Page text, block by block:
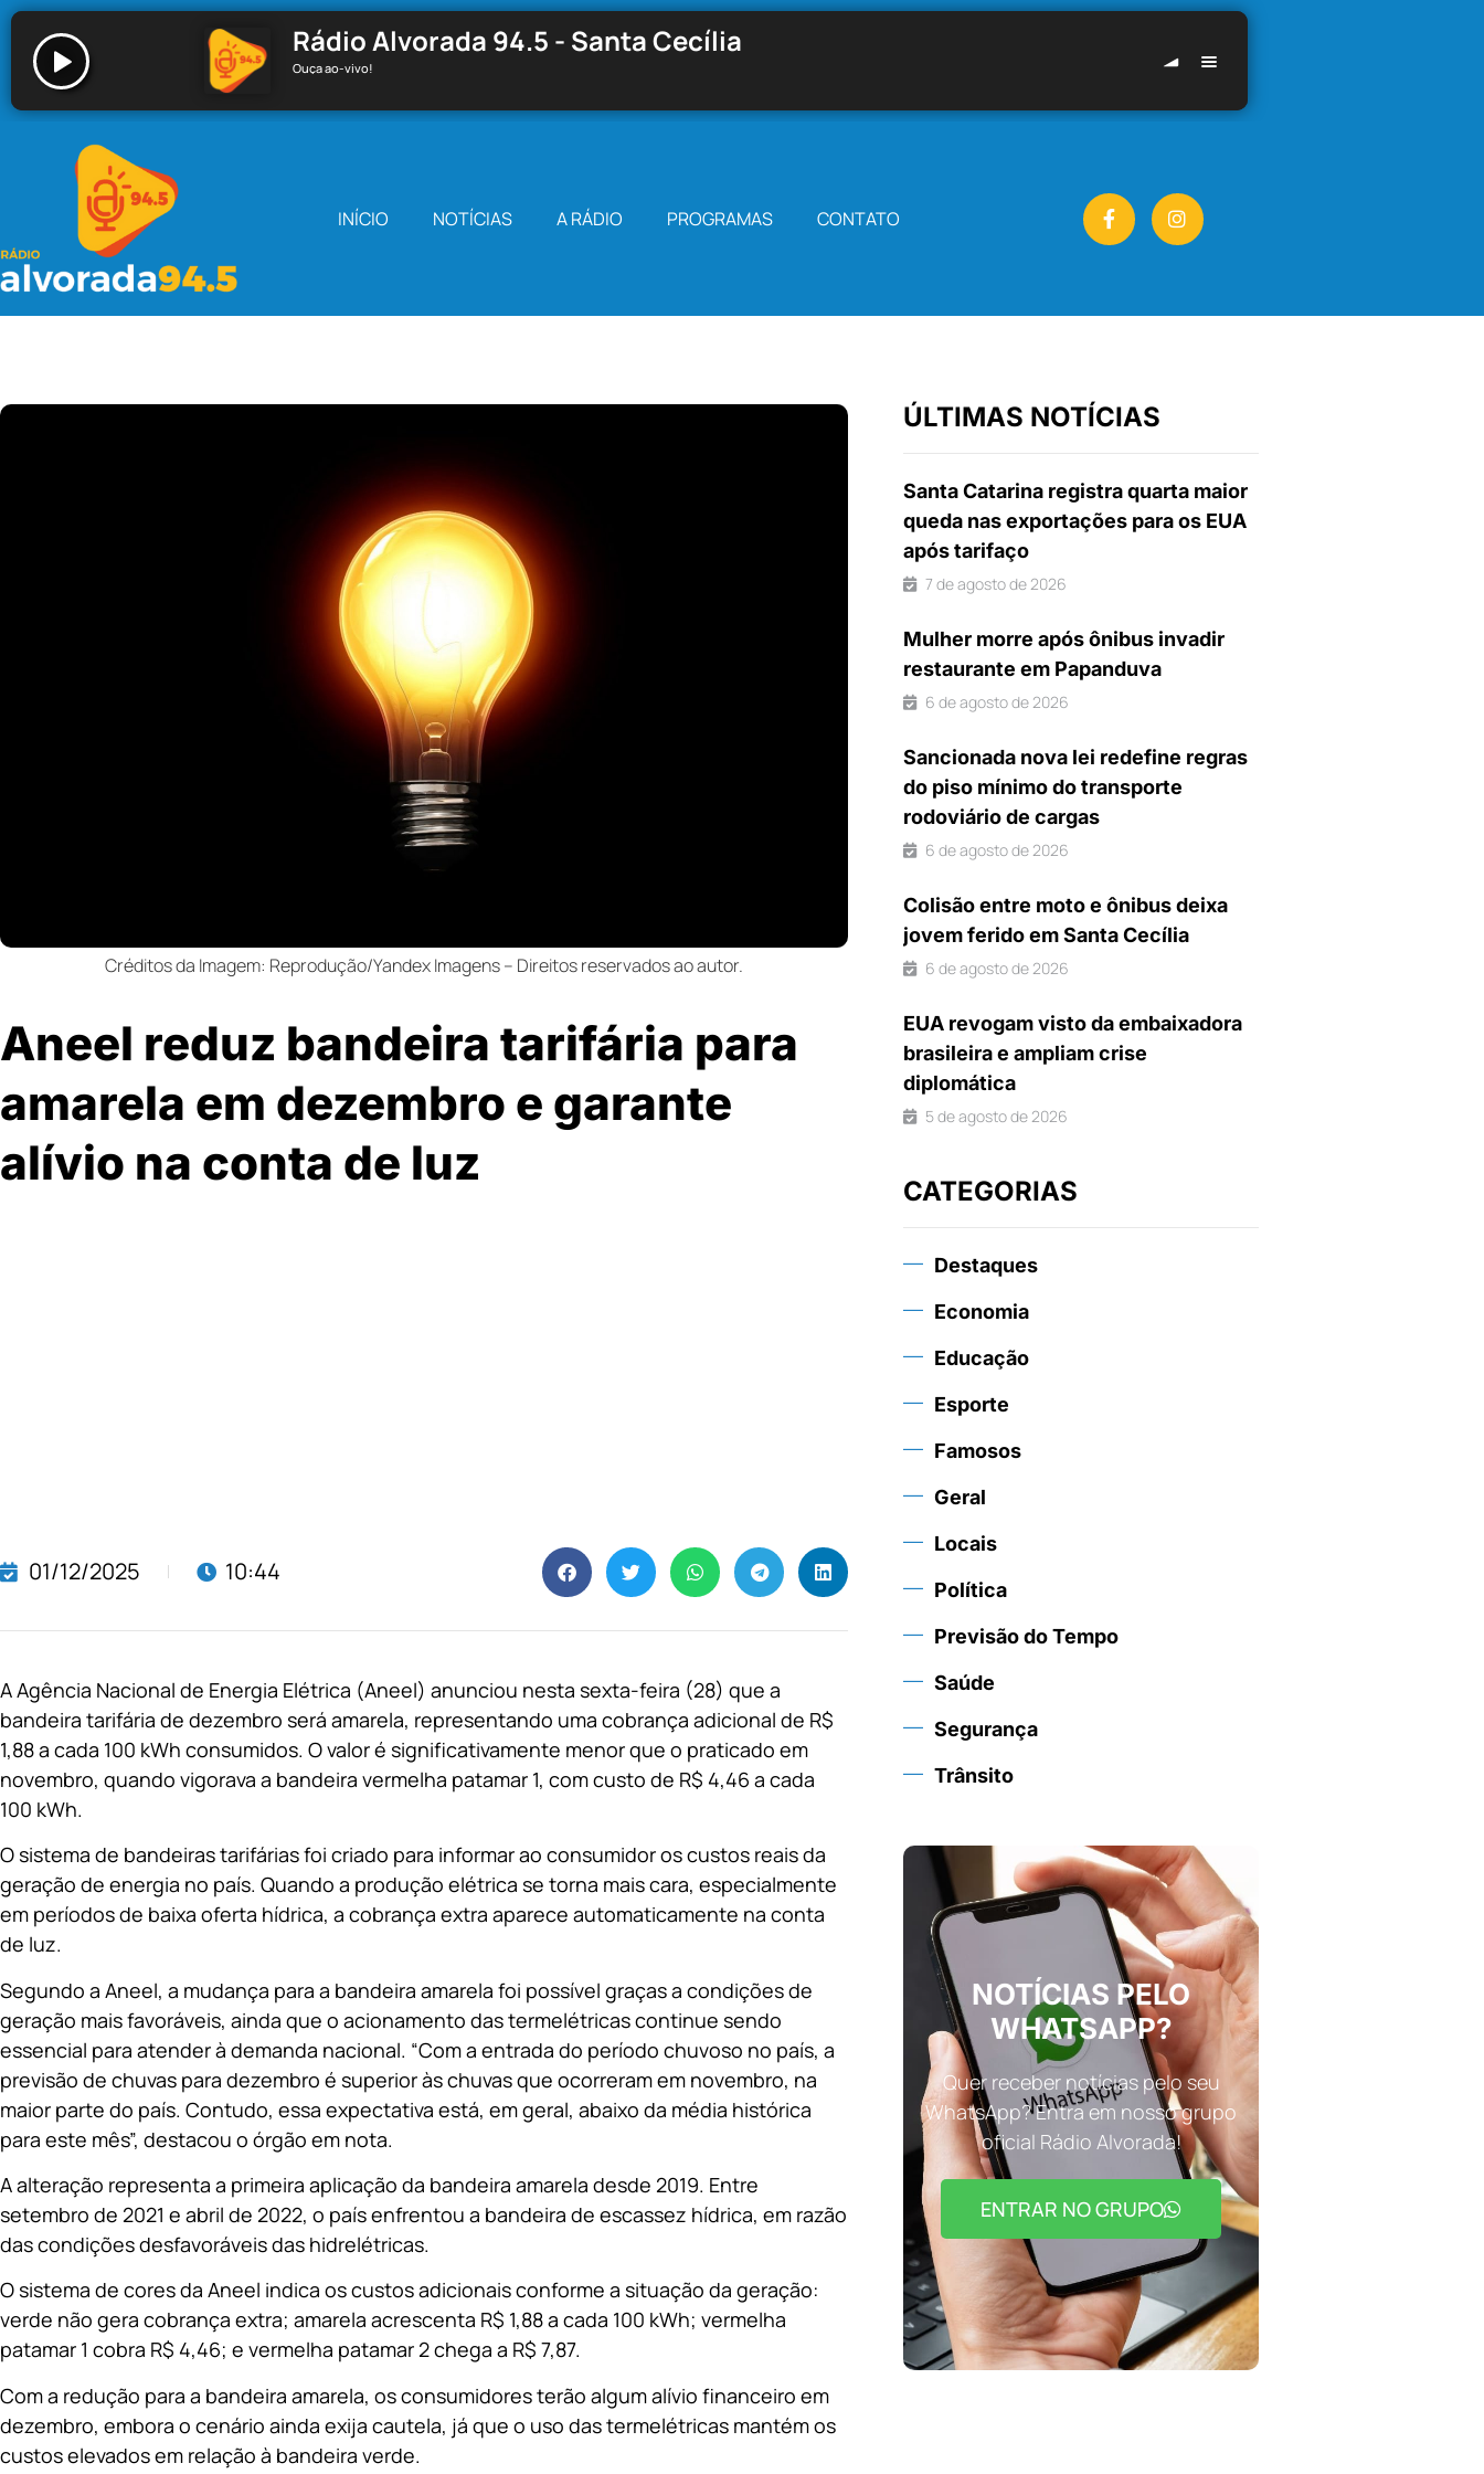
Rádio Alvorada 94.5 - Santa Cecília
Ouça ao-vivo!
Rádio Alvorada 94.5 - Santa Cecília
INÍCIO NOTÍCIAS A RÁDIO PROGRAMAS CONTATO
Créditos da Imagem: Reprodução/Yandex Imagens – Direitos reservados ao autor.
Aneel reduz bandeira tarifária para
amarela em dezembro e garante
alívio na conta de luz
01/12/2025 10:44
A Agência Nacional de Energia Elétrica (Aneel) anunciou nesta sexta-feira (28) que a
bandeira tarifária de dezembro será amarela, representando uma cobrança adicional de R$
1,88 a cada 100 kWh consumidos. O valor é significativamente menor que o praticado em
novembro, quando vigorava a bandeira vermelha patamar 1, com custo de R$ 4,46 a cada
100 kWh.
O sistema de bandeiras tarifárias foi criado para informar ao consumidor os custos reais da
geração de energia no país. Quando a produção elétrica se torna mais cara, especialmente
em períodos de baixa oferta hídrica, a cobrança extra aparece automaticamente na conta
de luz.
Segundo a Aneel, a mudança para a bandeira amarela foi possível graças a condições de
geração mais favoráveis, ainda que o acionamento das termelétricas continue sendo
essencial para atender à demanda nacional. “Com a entrada do período chuvoso no país, a
previsão de chuvas para dezembro é superior às chuvas que ocorreram em novembro, na
maior parte do país. Contudo, essa expectativa está, em geral, abaixo da média histórica
para este mês”, destacou o órgão em nota.
A alteração representa a primeira aplicação da bandeira amarela desde 2019. Entre
setembro de 2021 e abril de 2022, o país enfrentou a bandeira de escassez hídrica, em razão
das condições desfavoráveis das hidrelétricas.
O sistema de cores da Aneel indica os custos adicionais conforme a situação da geração:
verde não gera cobrança extra; amarela acrescenta R$ 1,88 a cada 100 kWh; vermelha
patamar 1 cobra R$ 4,46; e vermelha patamar 2 chega a R$ 7,87.
Com a redução para a bandeira amarela, os consumidores terão algum alívio financeiro em
dezembro, embora o cenário ainda exija cautela, já que o uso das termelétricas mantém os
custos elevados em relação à bandeira verde.
ÚLTIMAS NOTÍCIAS
Santa Catarina registra quarta maior
queda nas exportações para os EUA
após tarifaço
7 de agosto de 2026
Mulher morre após ônibus invadir
restaurante em Papanduva
6 de agosto de 2026
Sancionada nova lei redefine regras
do piso mínimo do transporte
rodoviário de cargas
6 de agosto de 2026
Colisão entre moto e ônibus deixa
jovem ferido em Santa Cecília
6 de agosto de 2026
EUA revogam visto da embaixadora
brasileira e ampliam crise
diplomática
5 de agosto de 2026
CATEGORIAS
Destaques
Economia
Educação
Esporte
Famosos
Geral
Locais
Política
Previsão do Tempo
Saúde
Segurança
Trânsito
NOTÍCIAS PELO
WHATSAPP?
Quer receber notícias pelo seu
WhatsApp? Entra em nosso grupo
oficial Rádio Alvorada!
ENTRAR NO GRUPO